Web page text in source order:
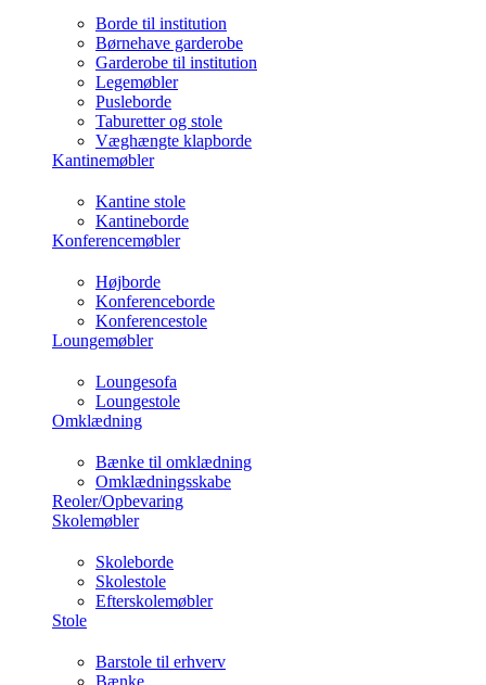
Borde til institution
Børnehave garderobe
Garderobe til institution
Legemøbler
Pusleborde
Taburetter og stole
Væghængte klapborde
Kantinemøbler
Kantine stole
Kantineborde
Konferencemøbler
Højborde
Konferenceborde
Konferencestole
Loungemøbler
Loungesofa
Loungestole
Omklædning
Bænke til omklædning
Omklædningsskabe
Reoler/Opbevaring
Skolemøbler
Skoleborde
Skolestole
Efterskolemøbler
Stole
Barstole til erhverv
Bænke